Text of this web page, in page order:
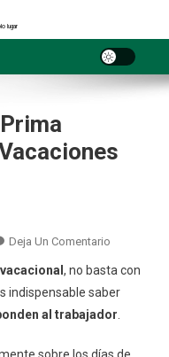
lugar
Deja Un ComentarioEn
La
, no basta con
indispensable saber
al trabajador